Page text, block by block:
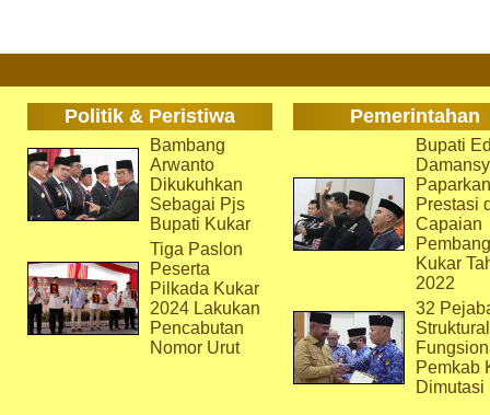
Politik & Peristiwa Pemerintahan
Bambang
Arwanto
Dikukuhkan
Sebagai Pjs
Bupati Kukar
Tiga Paslon
Peserta
Pilkada Kukar
2024 Lakukan
Pencabutan
Nomor Urut
Bupati
Paparkan
Prestasi
Capaian
Kukar
2022
32
Pemkab
Dimutasi